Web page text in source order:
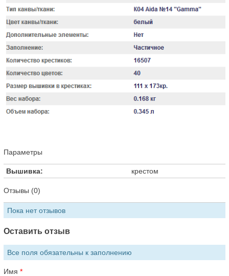
Параметры
Вышивка: крестом
Отзывы (0)
Пока нет отзывов
Оставить отзыв
Все поля обязательны к заполнению
Имя